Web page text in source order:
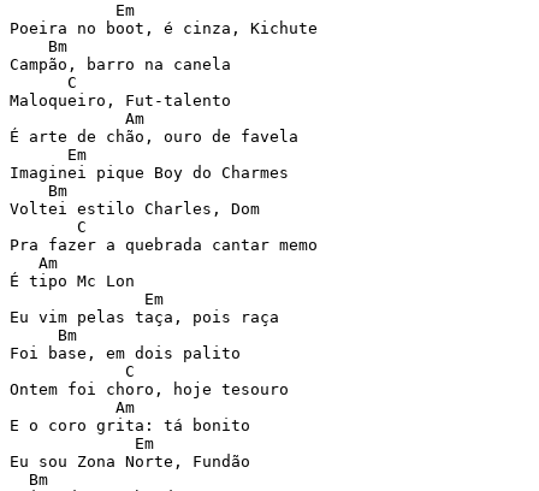
           Em
Poeira no boot, é cinza, Kichute
    Bm
Campão, barro na canela
      C
Maloqueiro, Fut-talento
            Am
É arte de chão, ouro de favela
      Em
Imaginei pique Boy do Charmes
    Bm
Voltei estilo Charles, Dom
       C
Pra fazer a quebrada cantar memo
   Am
É tipo Mc Lon
              Em
Eu vim pelas taça, pois raça
     Bm
Foi base, em dois palito
            C
Ontem foi choro, hoje tesouro
           Am
E o coro grita: tá bonito
             Em
Eu sou Zona Norte, Fundão
  Bm